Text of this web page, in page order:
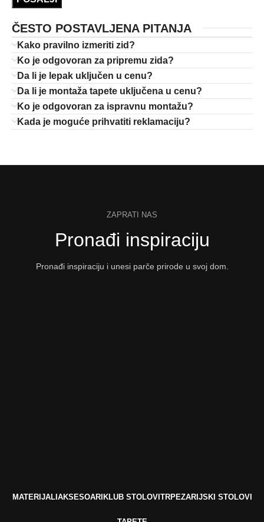
ČESTO POSTAVLJENA PITANJA
Kako pravilno izmeriti zid?
Ko je odgovoran za pripremu zida?
Da li je lepak uključen u cenu?
Da li je montaža tapete uključena u cenu?
Ko je odgovoran za ispravnu montažu?
Kada je moguće prihvatiti reklamaciju?
ZAPRATI NAS
Pronađi inspiraciju
Pronađi inspiraciju i unesi parče prirode u svoj dom.
MATERIJALI AKSESOARI KLUB STOLOVI TRPEZARIJSKI STOLOVI